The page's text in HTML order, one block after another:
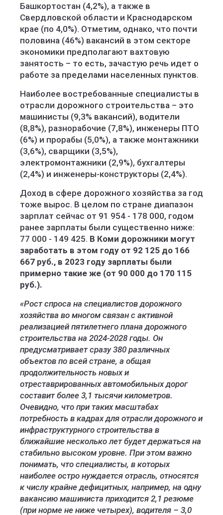
Башкортостан (4,2%), а также в
Свердловской области и Краснодарском
крае (по 4,0%). Отметим, однако, что почти
половина (46%) вакансий в этом секторе
экономики предполагают вахтовую
занятость – то есть, зачастую речь идет о
работе за пределами населенных пунктов.
Наиболее востребованные специалисты в
отрасли дорожного строительства – это
машинисты (9,3% вакансий), водители
(8,8%), разнорабочие (7,8%), инженеры ПТО
(6%) и прорабы (5,0%), а также монтажники
(3,6%), сварщики (3,5%),
электромонтажники (2,9%), бухгалтеры
(2,4%) и инженеры-конструкторы (2,4%).
Доход в сфере дорожного хозяйства за год
тоже вырос. В целом по стране диапазон
зарплат сейчас от 91 954 - 178 000, годом
ранее зарплаты были существенно ниже:
77 000 - 149 425. В Коми дорожники могут
заработать в этом году от 92 125 до 166
667 руб., в 2023 году зарплаты были
примерно такие же (от 90 000 до 170 115
руб.).
«Рост спроса на специалистов дорожного
хозяйства во многом связан с активной
реализацией пятилетнего плана дорожного
строительства на 2024-2028 годы. Он
предусматривает сразу 380 различных
объектов по всей стране, а общая
продолжительность новых и
отреставрированных автомобильных дорог
составит более 3,1 тысячи километров.
Очевидно, что при таких масштабах
потребность в кадрах для отрасли дорожного и
инфраструктурного строительства в
ближайшие несколько лет будет держаться на
стабильно высоком уровне. При этом важно
понимать, что специалисты, в которых
наиболее остро нуждается отрасль, относятся
к числу крайне дефицитных, например, на одну
вакансию машиниста приходится 2,1 резюме
(при норме не ниже четырех), водителя – 3,0